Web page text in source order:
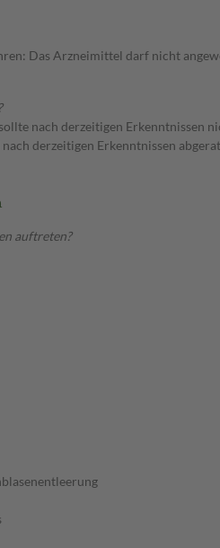
Das Arzneimittel darf nicht
nach derzeitigen Erkenntnissen
derzeitigen Erkenntnissen
auftreten?